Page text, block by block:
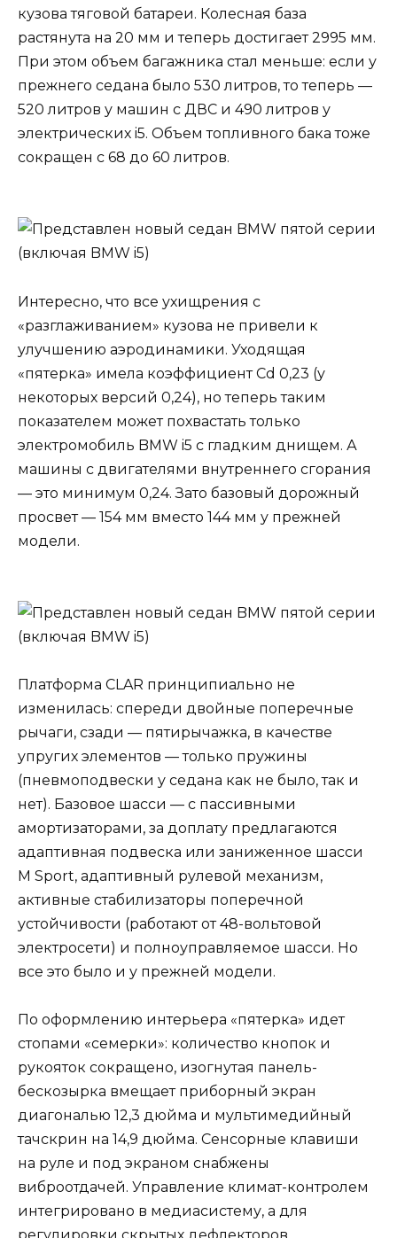
кузова тяговой батареи. Колесная база
растянута на 20 мм и теперь достигает 2995 мм.
При этом объем багажника стал меньше: если у
прежнего седана было 530 литров, то теперь —
520 литров у машин с ДВС и 490 литров у
электрических i5. Объем топливного бака тоже
сокращен с 68 до 60 литров.
Интересно, что все ухищрения с
«разглаживанием» кузова не привели к
улучшению аэродинамики. Уходящая
«пятерка» имела коэффициент Cd 0,23 (у
некоторых версий 0,24), но теперь таким
показателем может похвастать только
электромобиль BMW i5 с гладким днищем. А
машины с двигателями внутреннего сгорания
— это минимум 0,24. Зато базовый дорожный
просвет — 154 мм вместо 144 мм у прежней
модели.
Платформа CLAR принципиально не
изменилась: спереди двойные поперечные
рычаги, сзади — пятирычажка, в качестве
упругих элементов — только пружины
(пневмоподвески у седана как не было, так и
нет). Базовое шасси — с пассивными
амортизаторами, за доплату предлагаются
адаптивная подвеска или заниженное шасси
M Sport, адаптивный рулевой механизм,
активные стабилизаторы поперечной
устойчивости (работают от 48-вольтовой
электросети) и полноуправляемое шасси. Но
все это было и у прежней модели.
По оформлению интерьера «пятерка» идет
стопами «семерки»: количество кнопок и
рукояток сокращено, изогнутая панель-
бескозырка вмещает приборный экран
диагональю 12,3 дюйма и мультимедийный
тачскрин на 14,9 дюйма. Сенсорные клавиши
на руле и под экраном снабжены
виброотдачей. Управление климат-контролем
интегрировано в медиасистему, а для